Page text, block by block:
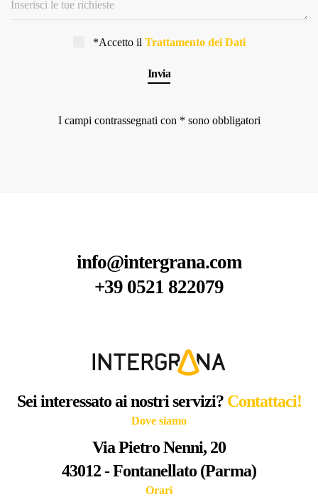
*Accetto il Trattamento dei Dati
I campi contrassegnati con * sono obbligatori
info@intergrana.com
+39 0521 822079
Sei interessato ai nostri servizi? Contattaci!
Dove siamo
Via Pietro Nenni, 20
43012 - Fontanellato (Parma)
Orari